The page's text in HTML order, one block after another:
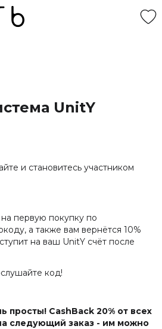
UnitY
и становитесь участником
первую покупку по
а также вам вернётся 10%
на ваш UnitY счёт после
код!
просты! CashBack 20% от всех
следующий заказ - им можно